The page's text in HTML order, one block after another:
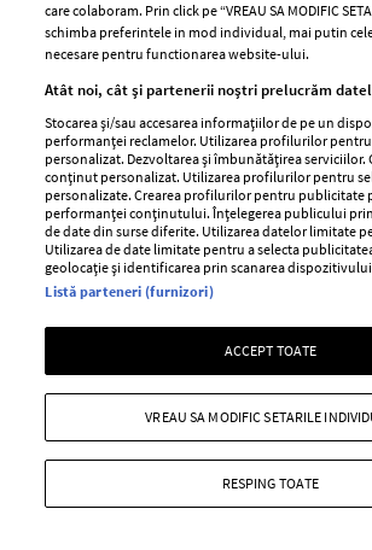
Genti chic, pentru o primavara
A venit primavara si ar trebui
sa iti
garderoba!
+ MAI MULTE
care colaboram. Prin click pe “VREAU SA MODIFIC
schimba preferintele in mod individual, mai putin
necesare pentru functionarea website-ului.
Atât noi, cât și partenerii noștri prelucrăm
Stocarea și/sau accesarea informațiilor de pe un
performanței reclamelor. Utilizarea profilurilor
personalizat. Dezvoltarea și îmbunătățirea
conținut personalizat. Utilizarea profilurilor pentru
personalizate. Crearea profilurilor pentru publicitate
performanței conținutului. Înțelegerea publicului
de date din surse diferite. Utilizarea datelor limitate
Utilizarea de date limitate pentru a selecta
geolocație și identificarea prin scanarea
Listă parteneri (furnizori)
ACCEPT TOATE
RESPING TOATE
VREAU SA MODIFIC SETARILE